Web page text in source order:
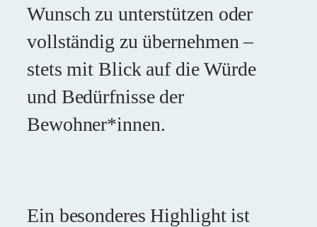
Wunsch zu unterstützen oder
vollständig zu übernehmen –
stets mit Blick auf die Würde
und Bedürfnisse der
Bewohner*innen.
Ein besonderes Highlight ist